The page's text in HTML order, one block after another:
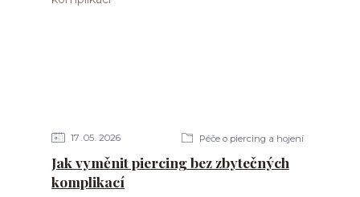
17 05 2026 Péče o piercing a hojení
Jak vyměnit piercing bez zbytečných
komplikací